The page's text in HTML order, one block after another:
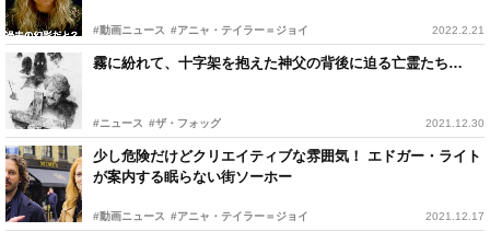
#動画ニュース #アニャ・テイラー＝ジョイ 2022.2.21
霧に紛れて、十字架を抱えた神父の背後に迫る亡霊たち…
#ニュース #ザ・フォッグ 2021.12.30
少し危険だけどクリエイティブな雰囲気！ エドガー・ライト
が案内する眠らない街ソーホー
#動画ニュース #アニャ・テイラー＝ジョイ 2021.12.17